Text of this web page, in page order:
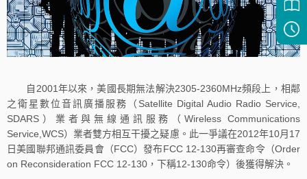
自2001年以來，美國長期無法解決2305-2360MHz頻段上，相鄰
之衛星數位音訊廣播服務（Satellite Digital Audio Radio Service,
SDARS）業者與無線通訊服務（Wireless Communications
Service,WCS）業者雙方相互干擾之疑慮。此一爭議在2012年10月17
日美國聯邦通訊委員會（FCC）發布FCC 12-130再審查命令（Order
on Reconsideration FCC 12-130，下稱12-130命令）後獲得解決。